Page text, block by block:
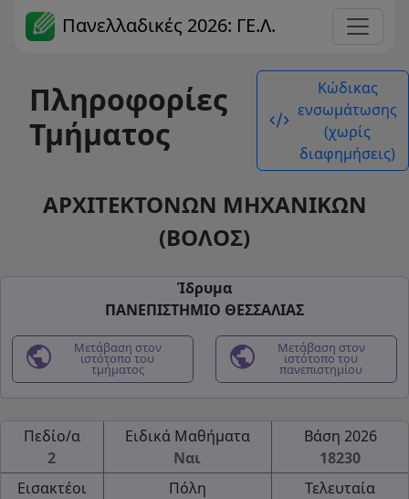
Πανελλαδικές 2026: ΓΕ.Λ.
Πληροφορίες
Τμήματος
code_xml
Κώδικας
ενσωμάτωσης
(χωρίς
διαφημήσεις)
ΑΡΧΙΤΕΚΤΟΝΩΝ ΜΗΧΑΝΙΚΩΝ
(ΒΟΛΟΣ)
Ίδρυμα
ΠΑΝΕΠΙΣΤΗΜΙΟ ΘΕΣΣΑΛΙΑΣ
public Μετάβαση στον
ιστότοπο του
τμήματος public Μετάβαση στον
ιστότοπο του
πανεπιστημίου
Πεδίο/α
2
Ειδικά Μαθήματα
Ναι
Βάση 2026
18230
Εισακτέοι
Πόλη
Τελευταία